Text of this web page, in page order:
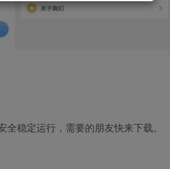
稳定运行，需要的朋友快来下载。